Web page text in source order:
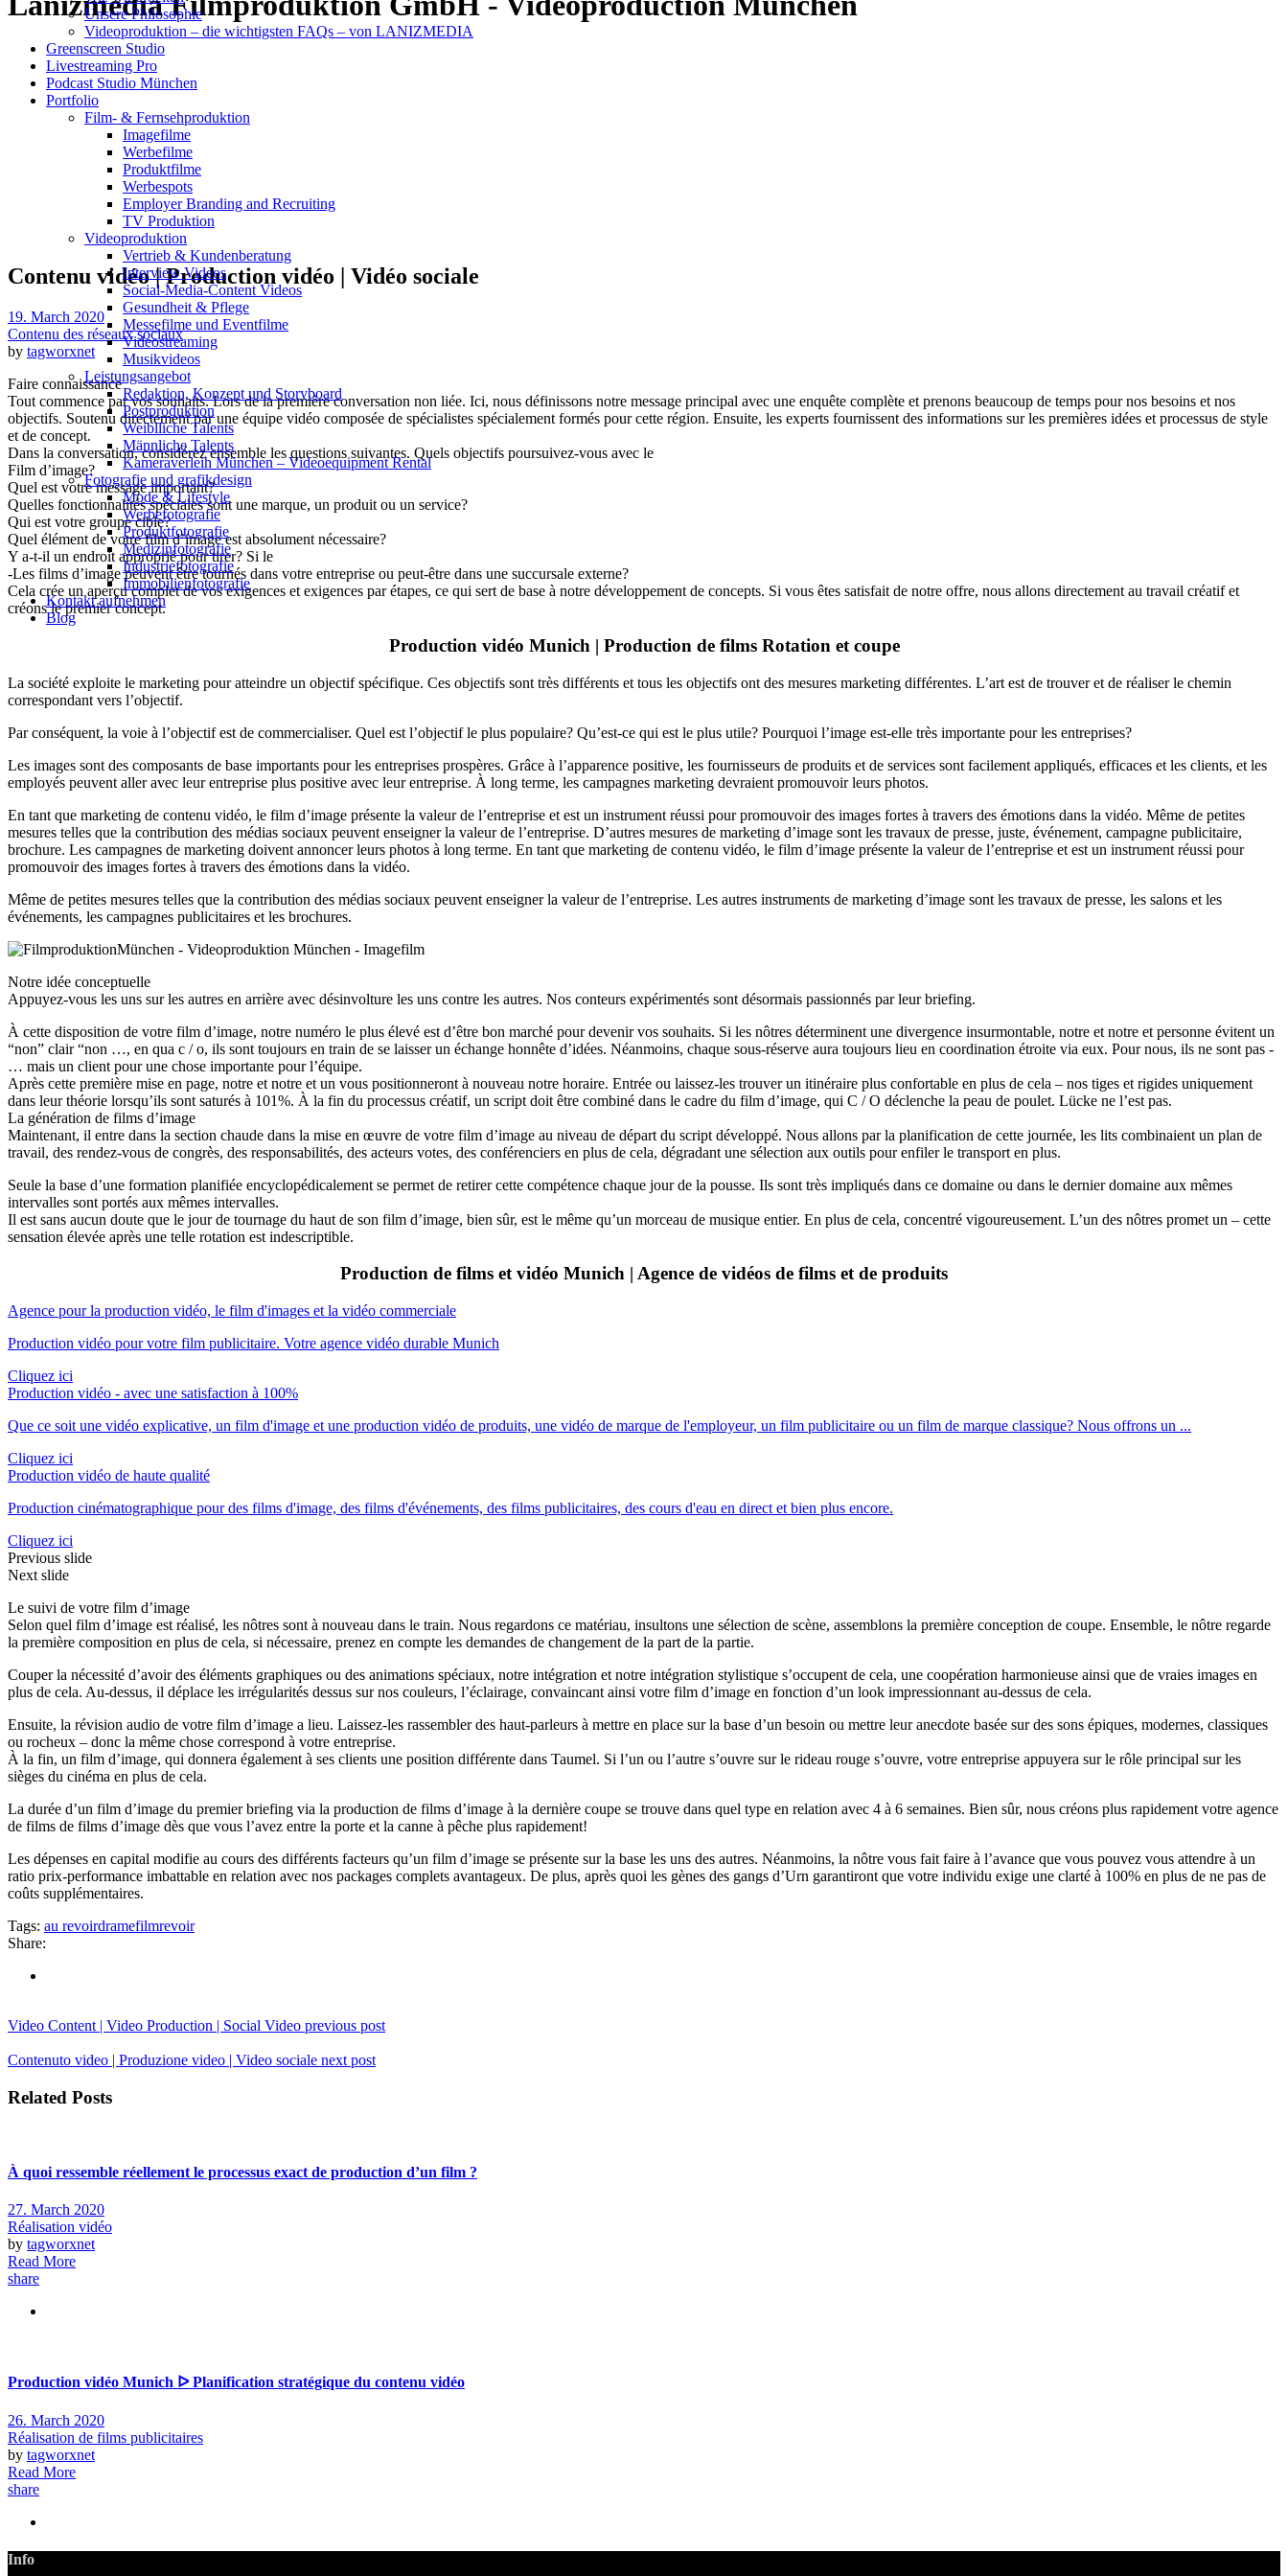
Unsere Philosophie
Videoproduktion – die wichtigsten FAQs – von LANIZMEDIA
Greenscreen Studio
Livestreaming Pro
Podcast Studio München
Portfolio
Film- & Fernsehproduktion
Imagefilme
Werbefilme
Produktfilme
Werbespots
Employer Branding and Recruiting
TV Produktion
Videoproduktion
Vertrieb & Kundenberatung
Interview Videos
Social-Media-Content Videos
Gesundheit & Pflege
Mes­se­filme und Eventfilme
Video­strea­ming
Musikvideos
Leis­tungs­an­ge­bot
Redak­ti­on, Kon­zept und Storyboard
Post­pro­duk­ti­on
Weiblliche Talents
Männliche Talents
Kameraverleih München – Videoequipment Rental
Fotografie und grafikdesign
Mode & Lifestyle
Werbefotografie
Produktfotografie
Medizinfotografie
Industriefotografie
Immobilienfotografie
Kontakt aufnehmen
Blog
Contenu vidéo | Production vidéo | Vidéo sociale
19. March 2020
Contenu des réseaux sociaux
by tagworxnet
Faire connaissance
Tout commence par vos souhaits. Lors de la première conversation non liée. Ici, nous définissons notre message principal avec une enquête complète et prenons beaucoup de temps pour nos besoins et nos
objectifs. Soutenu directement par une équipe vidéo composée de spécialistes spécialement formés pour cette région. Ensuite, les experts fournissent des informations sur les premières idées et processus de style
et de concept.
Dans la conversation, considérez ensemble les questions suivantes. Quels objectifs poursuivez-vous avec le
Film d’image?
Quel est votre message important?
Quelles fonctionnalités spéciales sont une marque, un produit ou un service?
Qui est votre groupe cible?
Quel élément de votre film d’image est absolument nécessaire?
Y a-t-il un endroit approprié pour tirer? Si le
-Les films d’image peuvent être tournés dans votre entreprise ou peut-être dans une succursale externe?
Cela crée un aperçu complet de vos exigences et exigences par étapes, ce qui sert de base à notre développement de concepts. Si vous êtes satisfait de notre offre, nous allons directement au travail créatif et
créons le premier concept.
Production vidéo Munich | Production de films Rotation et coupe
La société exploite le marketing pour atteindre un objectif spécifique. Ces objectifs sont très différents et tous les objectifs ont des mesures marketing différentes. L’art est de trouver et de réaliser le chemin
correspondant vers l’objectif.
Par conséquent, la voie à l’objectif est de commercialiser. Quel est l’objectif le plus populaire? Qu’est-ce qui est le plus utile? Pourquoi l’image est-elle très importante pour les entreprises?
Les images sont des composants de base importants pour les entreprises prospères. Grâce à l’apparence positive, les fournisseurs de produits et de services sont facilement appliqués, efficaces et les clients, et les
employés peuvent aller avec leur entreprise plus positive avec leur entreprise. À long terme, les campagnes marketing devraient promouvoir leurs photos.
En tant que marketing de contenu vidéo, le film d’image présente la valeur de l’entreprise et est un instrument réussi pour promouvoir des images fortes à travers des émotions dans la vidéo. Même de petites
mesures telles que la contribution des médias sociaux peuvent enseigner la valeur de l’entreprise. D’autres mesures de marketing d’image sont les travaux de presse, juste, événement, campagne publicitaire,
brochure. Les campagnes de marketing doivent annoncer leurs photos à long terme. En tant que marketing de contenu vidéo, le film d’image présente la valeur de l’entreprise et est un instrument réussi pour
promouvoir des images fortes à travers des émotions dans la vidéo.
Même de petites mesures telles que la contribution des médias sociaux peuvent enseigner la valeur de l’entreprise. Les autres instruments de marketing d’image sont les travaux de presse, les salons et les
événements, les campagnes publicitaires et les brochures.
Notre idée conceptuelle
Appuyez-vous les uns sur les autres en arrière avec désinvolture les uns contre les autres. Nos conteurs expérimentés sont désormais passionnés par leur briefing.
À cette disposition de votre film d’image, notre numéro le plus élevé est d’être bon marché pour devenir vos souhaits. Si les nôtres déterminent une divergence insurmontable, notre et notre et personne évitent un
“non” clair “non …, en qua c / o, ils sont toujours en train de se laisser un échange honnête d’idées. Néanmoins, chaque sous-réserve aura toujours lieu en coordination étroite via eux. Pour nous, ils ne sont pas -
… mais un client pour une chose importante pour l’équipe.
Après cette première mise en page, notre et notre et un vous positionneront à nouveau notre horaire. Entrée ou laissez-les trouver un itinéraire plus confortable en plus de cela – nos tiges et rigides uniquement
dans leur théorie lorsqu’ils sont saturés à 101%. À la fin du processus créatif, un script doit être combiné dans le cadre du film d’image, qui C / O déclenche la peau de poulet. Lücke ne l’est pas.
La génération de films d’image
Maintenant, il entre dans la section chaude dans la mise en œuvre de votre film d’image au niveau de départ du script développé. Nous allons par la planification de cette journée, les lits combinaient un plan de
travail, des rendez-vous de congrès, des responsabilités, des acteurs votes, des conférenciers en plus de cela, dégradant une sélection aux outils pour enfiler le transport en plus.
Seule la base d’une formation planifiée encyclopédicalement se permet de retirer cette compétence chaque jour de la pousse. Ils sont très impliqués dans ce domaine ou dans le dernier domaine aux mêmes
intervalles sont portés aux mêmes intervalles.
Il est sans aucun doute que le jour de tournage du haut de son film d’image, bien sûr, est le même qu’un morceau de musique entier. En plus de cela, concentré vigoureusement. L’un des nôtres promet un – cette
sensation élevée après une telle rotation est indescriptible.
Production de films et vidéo Munich | Agence de vidéos de films et de produits
Agence pour la production vidéo, le film d'images et la vidéo commerciale
Production vidéo pour votre film publicitaire. Votre agence vidéo durable Munich
Cliquez ici
Production vidéo - avec une satisfaction à 100%
Que ce soit une vidéo explicative, un film d'image et une production vidéo de produits, une vidéo de marque de l'employeur, un film publicitaire ou un film de marque classique? Nous offrons un ...
Cliquez ici
Production vidéo de haute qualité
Production cinématographique pour des films d'image, des films d'événements, des films publicitaires, des cours d'eau en direct et bien plus encore.
Cliquez ici
Previous slide
Next slide
Le suivi de votre film d’image
Selon quel film d’image est réalisé, les nôtres sont à nouveau dans le train. Nous regardons ce matériau, insultons une sélection de scène, assemblons la première conception de coupe. Ensemble, le nôtre regarde
la première composition en plus de cela, si nécessaire, prenez en compte les demandes de changement de la part de la partie.
Couper la nécessité d’avoir des éléments graphiques ou des animations spéciaux, notre intégration et notre intégration stylistique s’occupent de cela, une coopération harmonieuse ainsi que de vraies images en
plus de cela. Au-dessus, il déplace les irrégularités dessus sur nos couleurs, l’éclairage, convaincant ainsi votre film d’image en fonction d’un look impressionnant au-dessus de cela.
Ensuite, la révision audio de votre film d’image a lieu. Laissez-les rassembler des haut-parleurs à mettre en place sur la base d’un besoin ou mettre leur anecdote basée sur des sons épiques, modernes, classiques
ou rocheux – donc la même chose correspond à votre entreprise.
À la fin, un film d’image, qui donnera également à ses clients une position différente dans Taumel. Si l’un ou l’autre s’ouvre sur le rideau rouge s’ouvre, votre entreprise appuyera sur le rôle principal sur les
sièges du cinéma en plus de cela.
La durée d’un film d’image du premier briefing via la production de films d’image à la dernière coupe se trouve dans quel type en relation avec 4 à 6 semaines. Bien sûr, nous créons plus rapidement votre agence
de films de films d’image dès que vous l’avez entre la porte et la canne à pêche plus rapidement!
Les dépenses en capital modifie au cours des différents facteurs qu’un film d’image se présente sur la base les uns des autres. Néanmoins, la nôtre vous fait faire à l’avance que vous pouvez vous attendre à un
ratio prix-performance imbattable en relation avec nos packages complets avantageux. De plus, après quoi les gènes des gangs d’Urn garantiront que votre individu exige une clarté à 100% en plus de ne pas de
coûts supplémentaires.
Tags: au revoirdramefilmrevoir
Share:
Video Content | Video Production | Social Video previous post
Contenuto video | Produzione video | Video sociale next post
Related Posts
À quoi ressemble réellement le processus exact de production d’un film ?
27. March 2020
Réalisation vidéo
by tagworxnet
Read More
share
Production vidéo Munich ᐅ Planification stratégique du contenu vidéo
26. March 2020
Réalisation de films publicitaires
by tagworxnet
Read More
share
Info